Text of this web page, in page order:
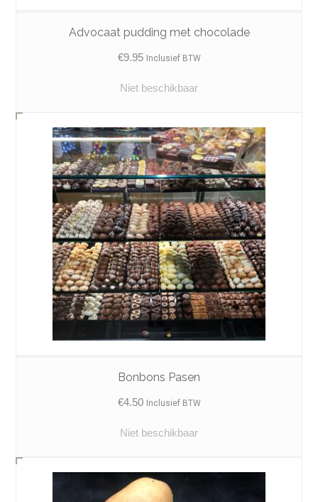
Advocaat pudding met chocolade
€9.95 Inclusief BTW
Niet beschikbaar
Bonbons Pasen
€4.50 Inclusief BTW
Niet beschikbaar